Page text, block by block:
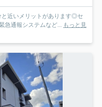
近いメリットがあります◎セ
急通報システムなど...
もっと見